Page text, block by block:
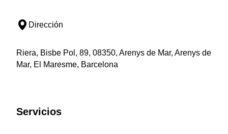
Dirección
Riera, Bisbe Pol, 89, 08350, Arenys de Mar, Arenys de
Mar, El Maresme, Barcelona
Servicios